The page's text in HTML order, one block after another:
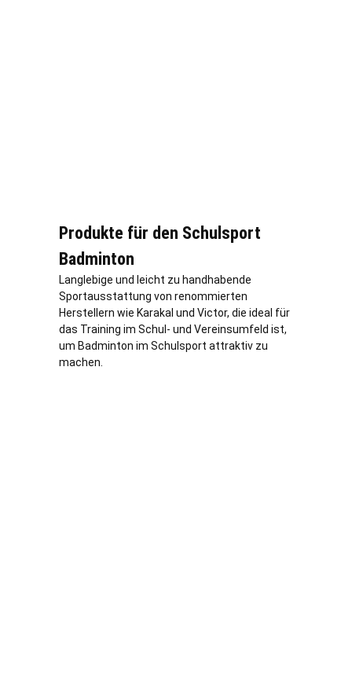
Produkte für den Schulsport
Badminton
Langlebige und leicht zu handhabende
Sportausstattung von renommierten
Herstellern wie Karakal und Victor, die ideal für
das Training im Schul- und Vereinsumfeld ist,
um Badminton im Schulsport attraktiv zu
machen.